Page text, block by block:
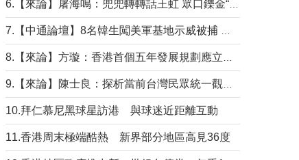
10.拜仁慕尼黑球星訪港 與球迷近距離互動
11.香港周末極端酷熱 新界部分地區高見36度